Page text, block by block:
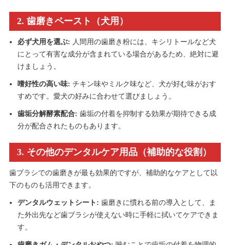
2. 歯磨きペースト（犬用）
必ず犬用を選ぶ: 人間用の歯磨き粉には、キシリトールなど犬
にとって有害な成分が含まれている場合があるため、絶対に避
けましょう。
嗜好性の高い味: チキン味やミルク味など、犬が好む味がおす
すめです。愛犬の好みに合わせて選びましょう。
歯垢分解酵素配合: 歯垢の付着を抑制する効果が期待できる成
分が配合されたものもあります。
3. その他のデンタルケア用品（補助的な役割）
歯ブラシでの歯磨きが最も効果的ですが、補助的なケアとして以
下のものも活用できます。
デンタルウェットシート: 歯磨きに慣れる前の導入として、ま
た外出先など歯ブラシが使えない時に手軽に拭いてケアできま
す。